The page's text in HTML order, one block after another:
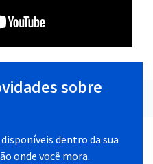
sobre
dentro da sua
onde você mora.